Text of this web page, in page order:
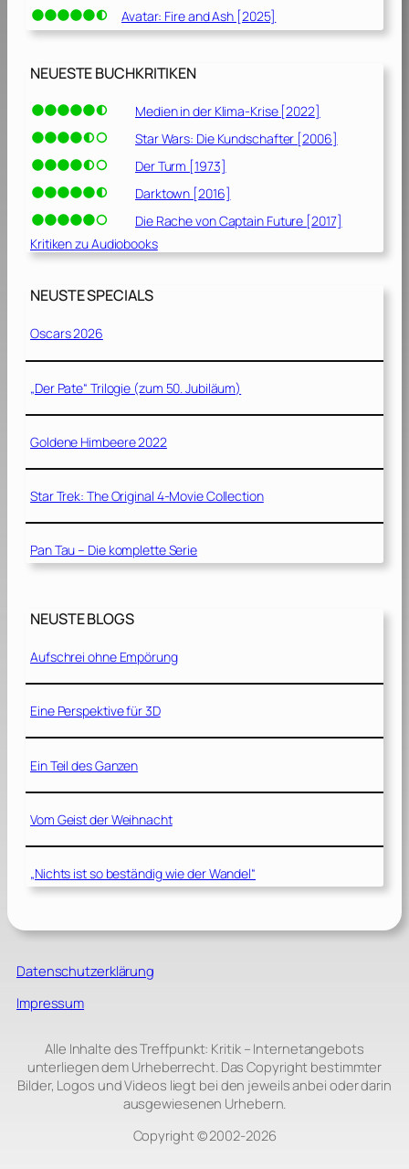
Avatar: Fire and Ash [2025]
NEUESTE BUCHKRITIKEN
Medien in der Klima-Krise [2022]
Star Wars: Die Kundschafter [2006]
Der Turm [1973]
Darktown [2016]
Die Rache von Captain Future [2017]
Kritiken zu Audiobooks
NEUSTE SPECIALS
Oscars 2026
„Der Pate“ Trilogie (zum 50. Jubiläum)
Goldene Himbeere 2022
Star Trek: The Original 4-Movie Collection
Pan Tau – Die komplette Serie
NEUSTE BLOGS
Aufschrei ohne Empörung
Eine Perspektive für 3D
Ein Teil des Ganzen
Vom Geist der Weihnacht
„Nichts ist so beständig wie der Wandel“
Datenschutzerklärung
Impressum
Alle Inhalte des Treffpunkt: Kritik – Internetangebots
unterliegen dem Urheberrecht. Das Copyright bestimmter
Bilder, Logos und Videos liegt bei den jeweils anbei oder darin
ausgewiesenen Urhebern.
Copyright © 2002‑2026